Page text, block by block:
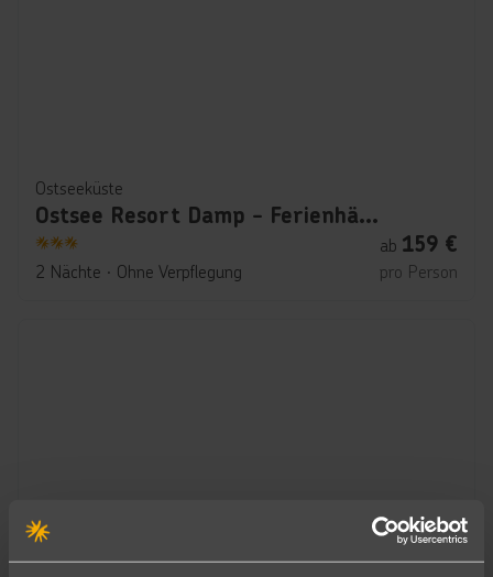
Ostseeküste
Ostsee Resort Damp - Ferienhäuser Asgard
3
2 Nächte ∙ Ohne Verpflegung
ab 159 €
pro Person